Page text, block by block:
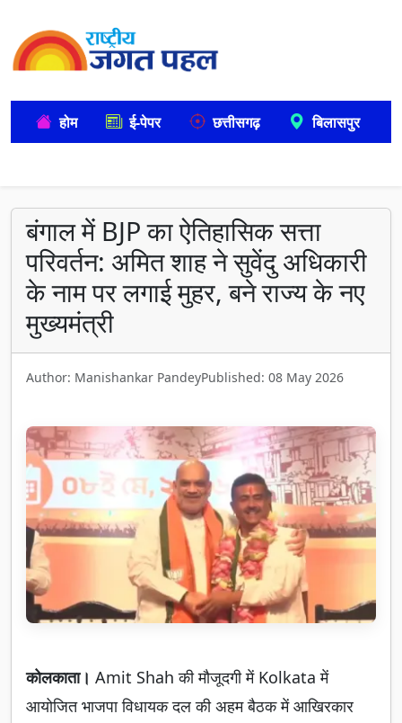
होम ई-पेपर छत्तीसगढ़ बिलासपुर
बंगाल में BJP का ऐतिहासिक सत्ता
परिवर्तन: अमित शाह ने सुवेंदु अधिकारी
के नाम पर लगाई मुहर, बने राज्य के नए
मुख्यमंत्री
Author: Manishankar PandeyPublished: 08 May 2026
कोलकाता। Amit Shah की मौजूदगी में Kolkata में
आयोजित भाजपा विधायक दल की अहम बैठक में आखिरकार